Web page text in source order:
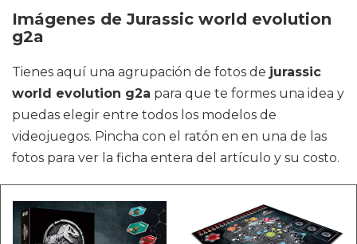
Imágenes de Jurassic world evolution
g2a
Tienes aquí una agrupación de fotos de jurassic
world evolution g2a para que te formes una idea y
puedas elegir entre todos los modelos de
videojuegos. Pincha con el ratón en en una de las
fotos para ver la ficha entera del artículo y su costo.